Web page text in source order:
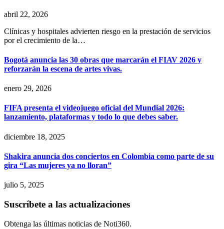
abril 22, 2026
Clínicas y hospitales advierten riesgo en la prestación de servicios
por el crecimiento de la…
Bogotá anuncia las 30 obras que marcarán el FIAV 2026 y
reforzarán la escena de artes vivas.
enero 29, 2026
FIFA presenta el videojuego oficial del Mundial 2026:
lanzamiento, plataformas y todo lo que debes saber.
diciembre 18, 2025
Shakira anuncia dos conciertos en Colombia como parte de su
gira “Las mujeres ya no lloran”
julio 5, 2025
Suscríbete a las actualizaciones
Obtenga las últimas noticias de Noti360.